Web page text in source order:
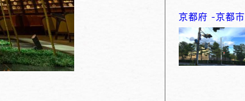
京都府 -京都市